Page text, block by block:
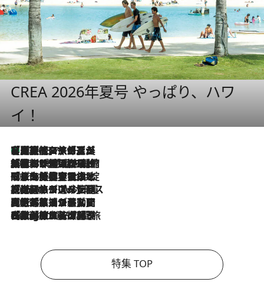
CREA 2026年夏号 やっぱり、ハワ
イ！
2026.8.7
【厳選旅コスメ】「多機能アイテムがメイン！」旅好き美容エディターが選んだ夏旅ベストコスメを発表【Mサイズジップ】
2026.8.6
「荷物が増えるほど旅ストレスは増す」美容ジャーナリストがたどり着いた最終結論。“化粧品を劇的に減らす”感動の凝縮美容とは
2026.8.6
「旅先には金髪ウィッグを持参」日本と同じメイクでは損してる!? 美容ジャーナリストが提案する“掟破りの旅美容”とは
2026.8.6
【厳選旅コスメ】「身軽さ＆UV対策重視！」ヘアアーティストshucoが選んだ夏旅ベストコスメを発表【Mサイズジップ】
2026.8.5
【厳選旅コスメ】国内をあちこち移動する河井菜摘が選んだ夏旅ベストコスメ発表！「リラックスアイテムはマスト」【Mサイズジップ】
2026.8.4
【厳選旅コスメ】「紫外線＆乾燥対策しながらメイク感も！」ヘア＆メイクGeorgeが選んだ夏旅ベストコスメを発表！【Mサイズジップ】
特集 TOP